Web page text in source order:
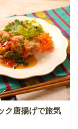
ク唐揚げで旅気